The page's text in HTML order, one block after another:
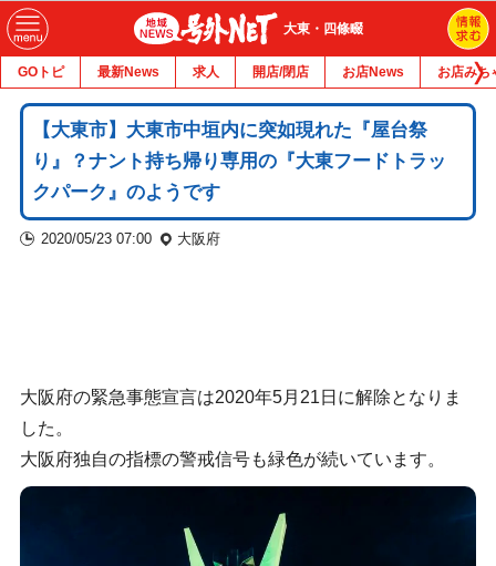
大東・四條畷
GOトピ 最新News 求人 開店/閉店 お店News お店みち
【大東市】大東市中垣内に突如現れた『屋台祭
り』？ナント持ち帰り専用の『大東フードトラッ
クパーク』のようです
2020/05/23 07:00 大阪府
大阪府の緊急事態宣言は2020年5月21日に解除となりま
した。
大阪府独自の指標の警戒信号も緑色が続いています。